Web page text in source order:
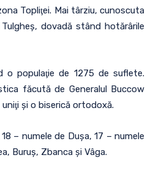
Topliţei. Mai târziu, cunoscuta
dovadă stând hotărârile
o populaţie de 1275 de suflete.
făcută de Generalul Buccow
şi o biserică ortodoxă.
– numele de Duşa, 17 – numele
Buruş, Zbanca şi Vâga.